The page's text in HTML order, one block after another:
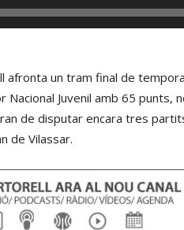
afronta un tram final de
Nacional Juvenil amb 65 punts,
de disputar encara tres
de Vilassar.